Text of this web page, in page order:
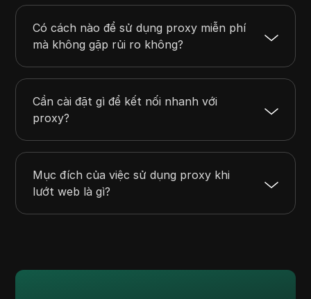
Có cách nào để sử dụng proxy miễn phí
mà không gặp rủi ro không?
Cần cài đặt gì để kết nối nhanh với
proxy?
Mục đích của việc sử dụng proxy khi
lướt web là gì?